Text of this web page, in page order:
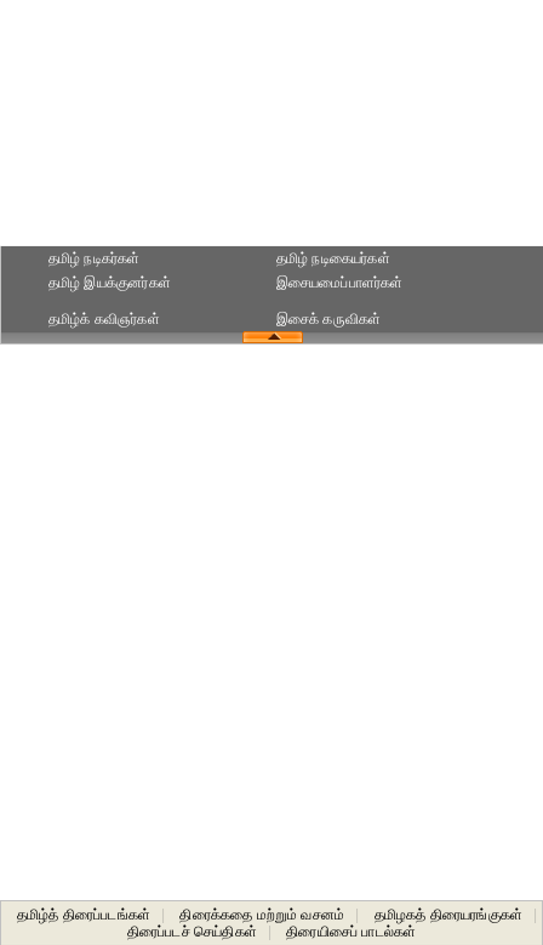
தமிழ் நடிகர்கள்
தமிழ் நடிகையர்கள்
தமிழ் இயக்குனர்கள்
இசையமைப்பாளர்கள்
தமிழ்க் கவிஞர்கள் இசைக் கருவிகள்
தமிழ்த் திரைப்படங்கள் திரைக்கதை மற்றும் வசனம் தமிழகத் திரையரங்குகள்
திரைப்படச் செய்திகள்
திரையிசைப் பாடல்கள்